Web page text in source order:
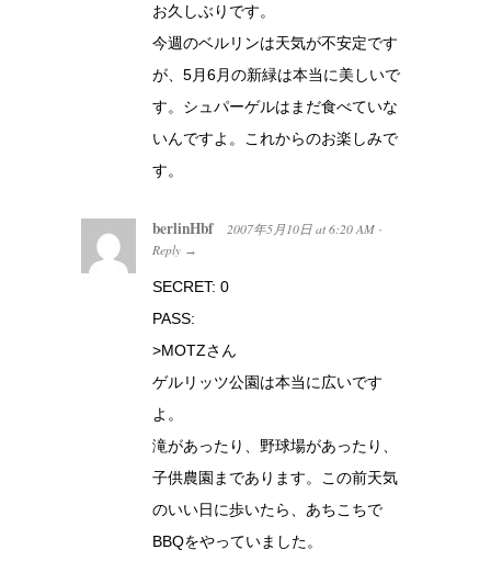
お久しぶりです。
今週のベルリンは天気が不安定です
が、5月6月の新緑は本当に美しいで
す。シュパーゲルはまだ食べていな
いんですよ。これからのお楽しみで
す。
berlinHbf 2007年5月10日 at 6:20 AM ·
Reply →
SECRET: 0
PASS:
>MOTZさん
ゲルリッツ公園は本当に広いです
よ。
滝があったり、野球場があったり、
子供農園まであります。この前天気
のいい日に歩いたら、あちこちで
BBQをやっていました。